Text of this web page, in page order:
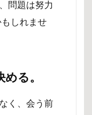
問題は努力
しれませ
る。
く、会う前